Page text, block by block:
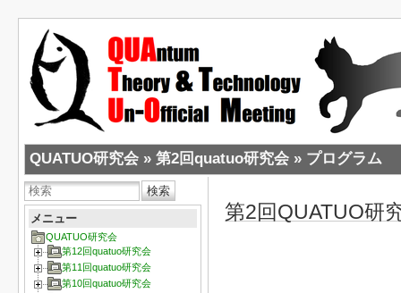
QUATUO研究会 »第2回quatuo研究会 » プログラム
検索
メニュー
QUATUO研究会
第12回quatuo研究会
第11回quatuo研究会
第10回quatuo研究会
第2回QUATUO研